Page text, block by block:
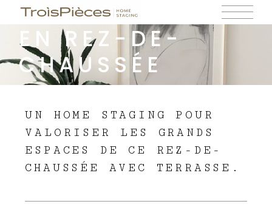
APPARTEMENT
EN REZ-DE-
CHAUSSÉE
UN HOME STAGING POUR
VALORISER LES GRANDS
ESPACES DE CE REZ-DE-
CHAUSSÉE AVEC TERRASSE.